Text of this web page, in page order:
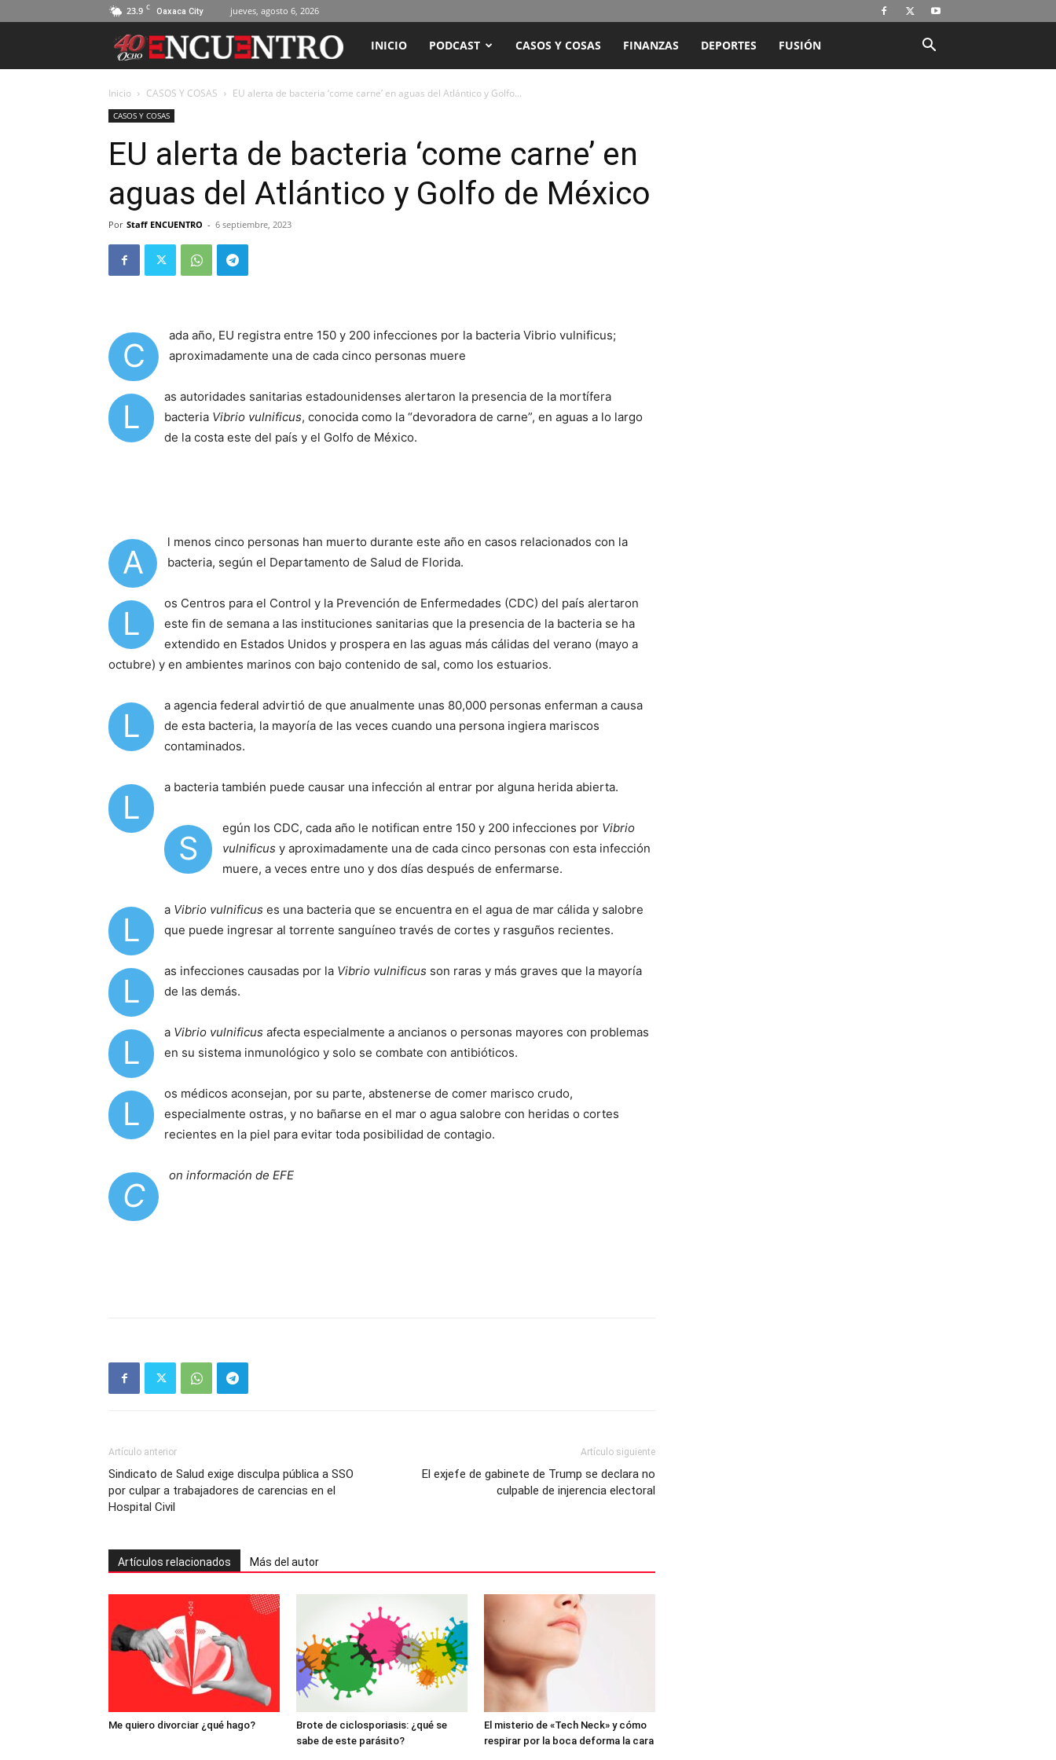
23.9 C Oaxaca City jueves, agosto 6, 2026
ENCUENTRO
RADIO
TELEVISIÓN
INICIO PODCAST CASOS Y COSAS FINANZAS DEPORTES FUSIÓN
Inicio CASOS Y COSAS EU alerta de bacteria ‘come carne’ en aguas del Atlántico y Golfo...
CASOS Y COSAS
EU alerta de bacteria ‘come carne’ en
aguas del Atlántico y Golfo de México
Por Staff ENCUENTRO - 6 septiembre, 2023
C
ada año, EU registra entre 150 y 200 infecciones por la bacteria Vibrio vulnificus;
aproximadamente una de cada cinco personas muere
L
as autoridades sanitarias estadounidenses alertaron la presencia de la mortífera
bacteria Vibrio vulnificus, conocida como la “devoradora de carne”, en aguas a lo largo
de la costa este del país y el Golfo de México.
A
l menos cinco personas han muerto durante este año en casos relacionados con la
bacteria, según el Departamento de Salud de Florida.
L
os Centros para el Control y la Prevención de Enfermedades (CDC) del país alertaron
este fin de semana a las instituciones sanitarias que la presencia de la bacteria se ha
extendido en Estados Unidos y prospera en las aguas más cálidas del verano (mayo a
octubre) y en ambientes marinos con bajo contenido de sal, como los estuarios.
L
a agencia federal advirtió de que anualmente unas 80,000 personas enferman a causa
de esta bacteria, la mayoría de las veces cuando una persona ingiera mariscos
contaminados.
L
a bacteria también puede causar una infección al entrar por alguna herida abierta.
S
egún los CDC, cada año le notifican entre 150 y 200 infecciones por Vibrio
vulnificus y aproximadamente una de cada cinco personas con esta infección
muere, a veces entre uno y dos días después de enfermarse.
L
a Vibrio vulnificus es una bacteria que se encuentra en el agua de mar cálida y salobre
que puede ingresar al torrente sanguíneo través de cortes y rasguños recientes.
L
as infecciones causadas por la Vibrio vulnificus son raras y más graves que la mayoría
de las demás.
L
a Vibrio vulnificus afecta especialmente a ancianos o personas mayores con problemas
en su sistema inmunológico y solo se combate con antibióticos.
L
os médicos aconsejan, por su parte, abstenerse de comer marisco crudo,
especialmente ostras, y no bañarse en el mar o agua salobre con heridas o cortes
recientes en la piel para evitar toda posibilidad de contagio.
C
on información de EFE
Artículo anterior
Sindicato de Salud exige disculpa pública a SSO
por culpar a trabajadores de carencias en el
Hospital Civil
Artículo siguiente
El exjefe de gabinete de Trump se declara no
culpable de injerencia electoral
Artículos relacionados Más del autor
Me quiero divorciar ¿qué hago?
Brote de ciclosporiasis: ¿qué se
sabe de este parásito?
El misterio de «Tech Neck» y cómo
respirar por la boca deforma la cara